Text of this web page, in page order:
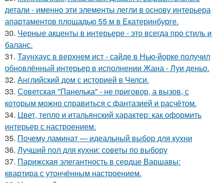
детали - именно эти элементы легли в основу интерьера
апартаментов площадью 55 м в Екатеринбурге.
30. Черные акценты в интерьере - это всегда про стиль и
баланс.
31. Таунхаус в верхнем ист - сайде в Нью-йорке получил
обновлённый интерьер в исполнении Жана - Луи деньо.
32. Английский дом с историей в Челси.
33. Советская "Панелька" - не приговор, а вызов, с
которым можно справиться с фантазией и расчётом.
34. Цвет, тепло и итальянский характер: как оформить
интерьер с настроением.
35. Почему ламинат — идеальный выбор для кухни
36. Лучший пол для кухни: советы по выбору
37. Парижская элегантность в сердце Варшавы:
квартира с утончённым настроением.